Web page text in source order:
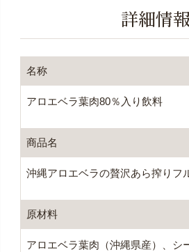
詳細情報
名称
アロエベラ葉肉80％入り飲料
商品名
沖縄アロエベラの贅沢あら搾りフ
原材料
アロエベラ葉肉（沖縄県産）、シ